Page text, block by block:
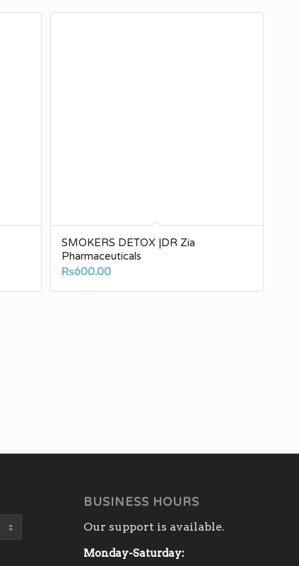
SMOKERS DETOX |DR Zia
Pharmaceuticals
₨600.00
BUSINESS HOURS
Our support is available.
Monday-Saturday: